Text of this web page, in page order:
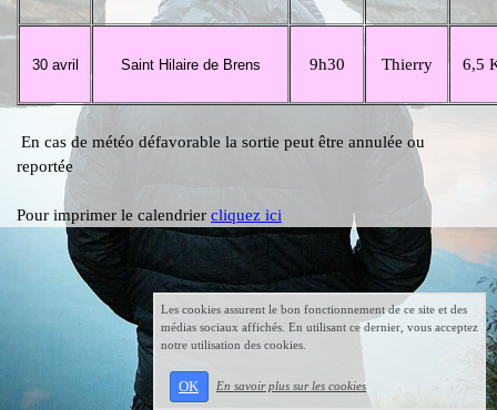
30 avril Saint Hilaire de Brens 9h30 Thierry 6,5
En cas de météo défavorable la sortie peut être annulée ou
reportée
Pour imprimer le calendrier cliquez ici
Les cookies assurent le bon fonctionnement de ce site et des
médias sociaux affichés. En utilisant ce dernier, vous acceptez
notre utilisation des cookies.
OK En savoir plus sur les cookies